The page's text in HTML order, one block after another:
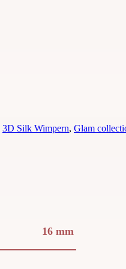
3D Silk Wimpern, Glam
16 mm